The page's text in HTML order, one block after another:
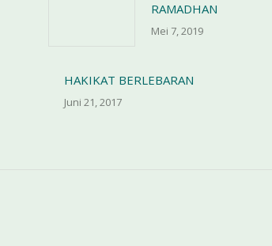
RAMADHAN
Mei 7, 2019
HAKIKAT BERLEBARAN
Juni 21, 2017